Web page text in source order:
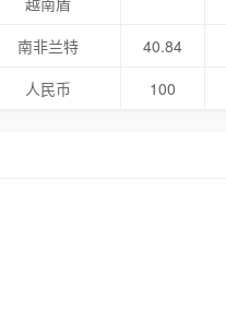
南非兰特
40.84
人民币
100